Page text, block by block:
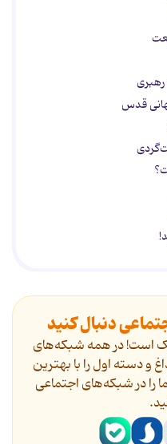
رهبری
قدس
دنبال کنید
است! در همه شبکه‌های
و دسته اول را با بهترین
را در شبکه‌های اجتماعی